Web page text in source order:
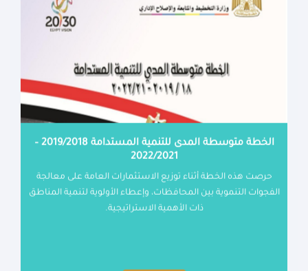
الخطة متوسطة المدى للتنمية المستدامة 2019/2018 –
2022/2021
حرصت هذه الخطة أثناء توزيع الاستثمارات العامة على معالجة
الفجوات التنموية بين المحافظات، وإعطاء الأولوية لتنمية المناطق
ذات الأهمية الاستراتيجية.